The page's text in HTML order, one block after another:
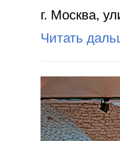
г. Москва,
Читать